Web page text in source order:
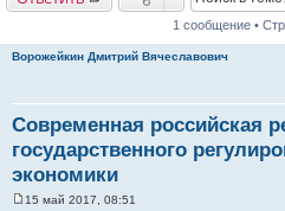
1 сообщение •
Ворожейкин Дмитрий Вячеславович
Современная российская
государственного
экономики
15 май 2017, 08:51